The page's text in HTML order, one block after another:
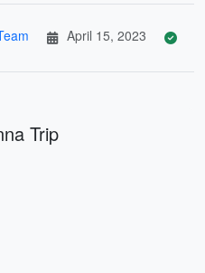
April 15, 2023
Trip